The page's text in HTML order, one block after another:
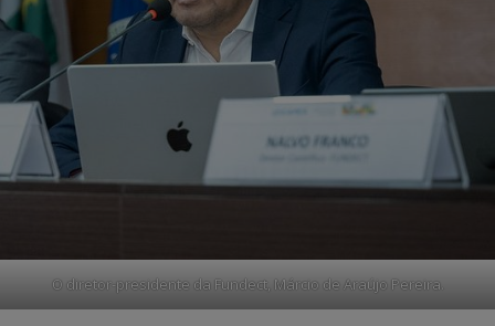
O diretor-presidente da Fundect, Márcio de Araújo Pereira.